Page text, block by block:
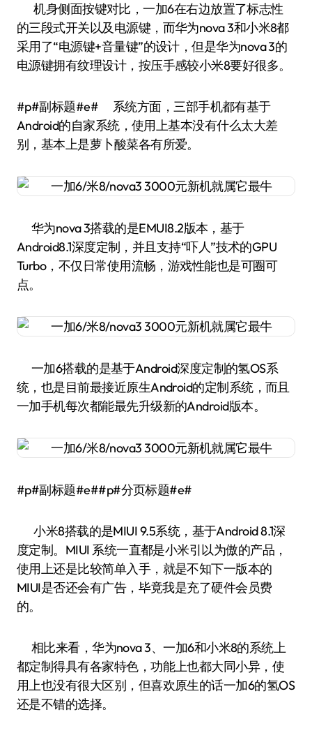
机身侧面按键对比，一加6在右边放置了标志性
的三段式开关以及电源键，而华为nova 3和小米8都
采用了“电源键+音量键”的设计，但是华为nova 3的
电源键拥有纹理设计，按压手感较小米8要好很多。
#p#副标题#e# 系统方面，三部手机都有基于
Android的自家系统，使用上基本没有什么太大差
别，基本上是萝卜酸菜各有所爱。
华为nova 3搭载的是EMUI8.2版本，基于
Android8.1深度定制，并且支持“吓人”技术的GPU
Turbo，不仅日常使用流畅，游戏性能也是可圈可
点。
一加6搭载的是基于Android深度定制的氢OS系
统，也是目前最接近原生Android的定制系统，而且
一加手机每次都能最先升级新的Android版本。
#p#副标题#e##p#分页标题#e#
小米8搭载的是MIUI 9.5系统，基于Android 8.1深
度定制。MIUI 系统一直都是小米引以为傲的产品，
使用上还是比较简单入手，就是不知下一版本的
MIUI是否还会有广告，毕竟我是充了硬件会员费
的。
相比来看，华为nova 3、一加6和小米8的系统上
都定制得具有各家特色，功能上也都大同小异，使
用上也没有很大区别，但喜欢原生的话一加6的氢OS
还是不错的选择。